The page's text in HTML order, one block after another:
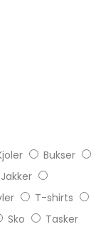
Bukser
Jakker
T-shirts
Sko
Tasker